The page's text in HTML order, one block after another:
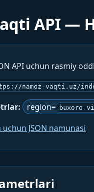
API —
API uchun rasmiy
namoz-vaqti.uz/
region= buxoro-
JSON namunasi